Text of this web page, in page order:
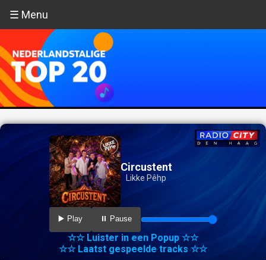
☰ Menu
Circustent
Likke Pêhp
▶️ Play ⏸️ Pause
☆☆ Luister in een Popup ☆☆
☆☆ Laatst gespeelde tracks ☆☆